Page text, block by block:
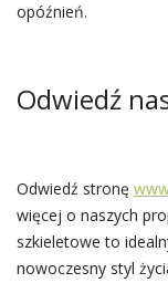
opóźnień.
Odwiedź
Odwiedź stronę
więcej o naszych
szkieletowe to
nowoczesny styl